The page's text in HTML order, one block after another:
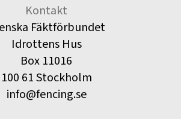
Kontakt
Fäktförbundet
Idrottens Hus
Box 11016
100 61 Stockholm
info@fencing.se